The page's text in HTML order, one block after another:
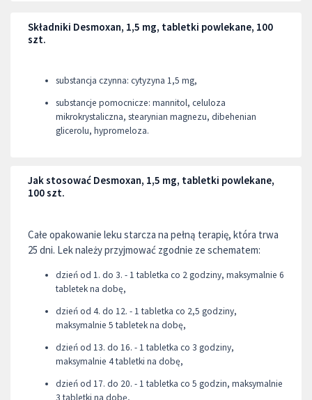
Składniki Desmoxan, 1,5 mg, tabletki powlekane, 100
szt.
substancja czynna: cytyzyna 1,5 mg,
substancje pomocnicze: mannitol, celuloza
mikrokrystaliczna, stearynian magnezu, dibehenian
glicerolu, hypromeloza.
Jak stosować Desmoxan, 1,5 mg, tabletki powlekane,
100 szt.
Całe opakowanie leku starcza na pełną terapię, która trwa
25 dni. Lek należy przyjmować zgodnie ze schematem:
dzień od 1. do 3. - 1 tabletka co 2 godziny, maksymalnie 6
tabletek na dobę,
dzień od 4. do 12. - 1 tabletka co 2,5 godziny,
maksymalnie 5 tabletek na dobę,
dzień od 13. do 16. - 1 tabletka co 3 godziny,
maksymalnie 4 tabletki na dobę,
dzień od 17. do 20. - 1 tabletka co 5 godzin, maksymalnie
3 tabletki na dobę,